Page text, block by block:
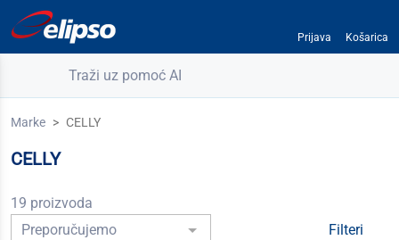
Prijava Košarica
Traži uz pomoć AI
Marke CELLY
CELLY
19 proizvoda
Filteri